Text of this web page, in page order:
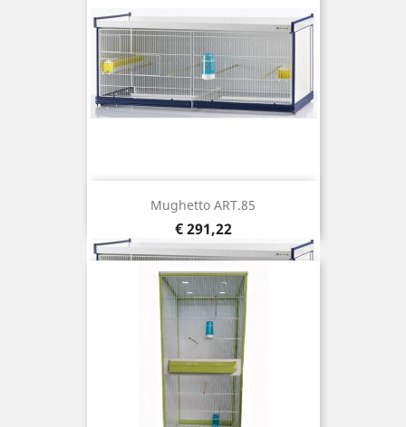
Mughetto ART.85
Prijs
€ 291,22